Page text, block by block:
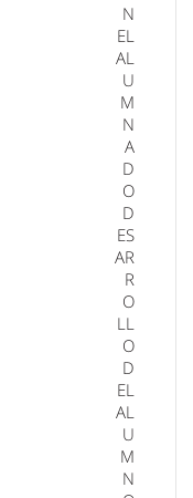
N
EL
AL
U
M
N
A
D
O
D
ES
AR
R
O
LL
O
D
EL
AL
U
M
N